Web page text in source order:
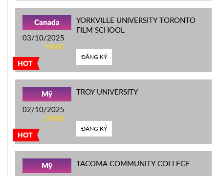
HOT
Canada
03/10/2025
10h00
YORKVILLE UNIVERSITY TORONTO
FILM SCHOOL
ĐĂNG KÝ
HOT
Mỹ
02/10/2025
14h00
TROY UNIVERSITY
ĐĂNG KÝ
Mỹ TACOMA COMMUNITY COLLEGE